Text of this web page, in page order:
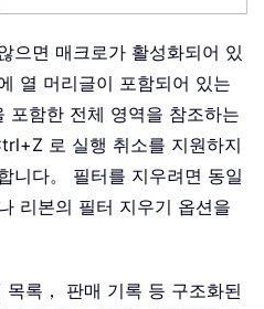
으면 매크로가 활성화되어 있
열 머리글이 포함되어 있는
함한 전체 영역을 참조하는
로 실행 취소를 지원하지
니다。 필터를 지우려면 동일
리본의 필터 지우기 옵션을
록， 판매 기록 등 구조화된